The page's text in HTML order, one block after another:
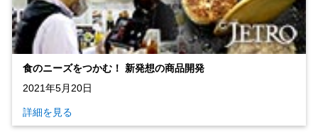
食のニーズをつかむ！ 新発想の商品開発
2021年5月20日
詳細を見る